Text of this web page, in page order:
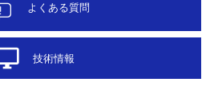
よくある質問
技術情報